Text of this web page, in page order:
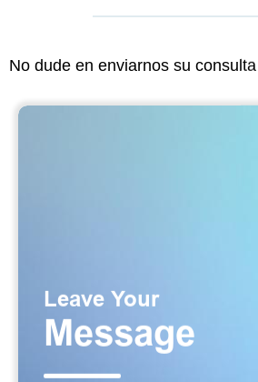
No dude en enviarnos su